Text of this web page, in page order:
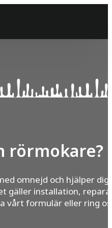
rörmokare?
omnejd och hjälper dig
gäller installation,
vårt formulär eller ring